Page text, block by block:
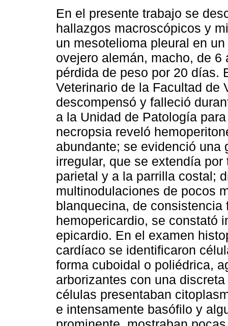
En el presente trabajo se
hallazgos macroscópicos y
un mesotelioma pleural en
ovejero alemán, macho, de
pérdida de peso por 20 días.
Veterinario de la Facultad de
descompensó y falleció
a la Unidad de Patología
necropsia reveló
abundante; se evidenció una
irregular, que se extendía
parietal y a la parrilla costal;
multinodulaciones de pocos
blanquecina, de
hemopericardio, se constató
epicardio. En el examen
cardíaco se identificaron
forma cuboidal o poliédrica,
arborizantes con una
células presentaban
e intensamente basófilo y